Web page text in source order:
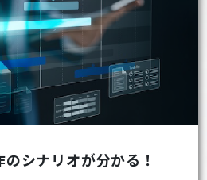
シナリオが分かる！